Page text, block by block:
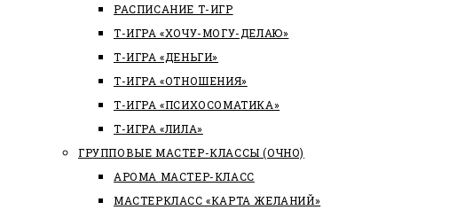
РАСПИСАНИЕ Т-ИГР
Т-ИГРА «ХОЧУ-МОГУ-ДЕЛАЮ»
Т-ИГРА «ДЕНЬГИ»
Т-ИГРА «ОТНОШЕНИЯ»
Т-ИГРА «ПСИХОСОМАТИКА»
Т-ИГРА «ЛИЛА»
ГРУППОВЫЕ МАСТЕР-КЛАССЫ (ОЧНО)
АРОМА МАСТЕР-КЛАСС
МАСТЕРКЛАСС «КАРТА ЖЕЛАНИЙ»